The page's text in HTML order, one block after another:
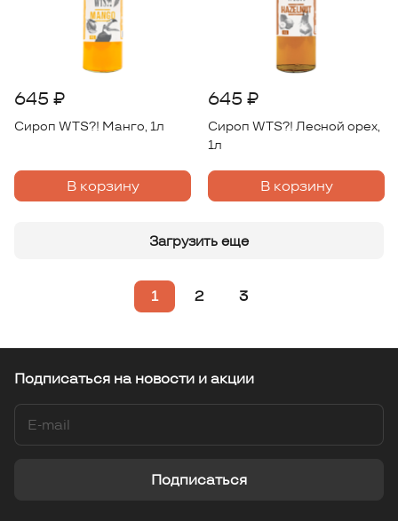
645 ₽
Сироп WTS?! Манго, 1л
В корзину
645 ₽
Сироп WTS?! Лесной орех,
1л
В корзину
Загрузить еще
1 2 3
Подписаться на новости и акции
Подписаться